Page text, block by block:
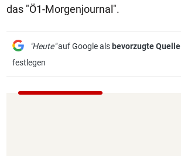
das "Ö1-Morgenjournal".
"Heute"auf Google als bevorzugte Quelle
festlegen